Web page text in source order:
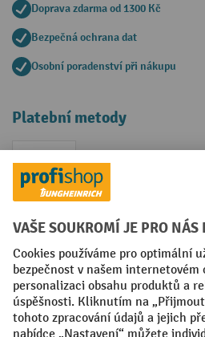
Doprava zdarma od 1300 Kč
Bezpečná ochrana dat
Osobní poradenství při nákupu
Platební metody
Faktura
Sociální sítě
Facebook
YouTubeLinkedIn
VODP Otisk